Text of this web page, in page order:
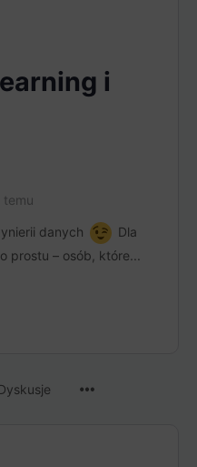
i
temu
danych
Dla
– osób, które...